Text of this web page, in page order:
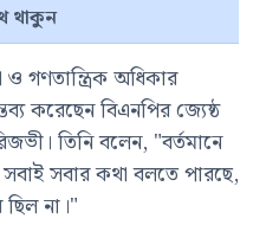
থাকুন
ও গণতান্ত্রিক অধিকার
করেছেন বিএনপির জ্যেষ্ঠ
তিনি বলেন, "বর্তমানে
সবাই সবার কথা বলতে পারছে,
না।"